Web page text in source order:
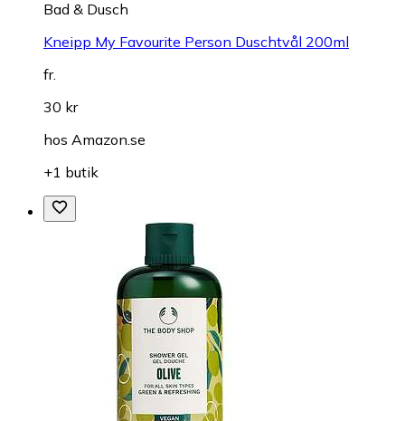
Bad & Dusch
Kneipp My Favourite Person Duschtvål 200ml
fr.
30 kr
hos Amazon.se
+1 butik